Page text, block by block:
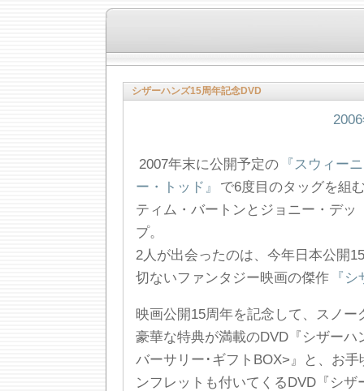
シザーハンズ15周年記念DVD
2007年末に公開予定の
『スウィーニ
ー・トッド』
で6度目のタッグを組
ティム・バートンとジョニー・デッ
プ。
2人が出会ったのは、今年日本公開
切ないファンタジー映画の傑作
『
映画公開15周年を記念して、スノー
豪華な特典が満載のDVD『シザーハ
バーサリー･ギフトBOX>』と、お
ンフレットも付いてくるDVD『シザ